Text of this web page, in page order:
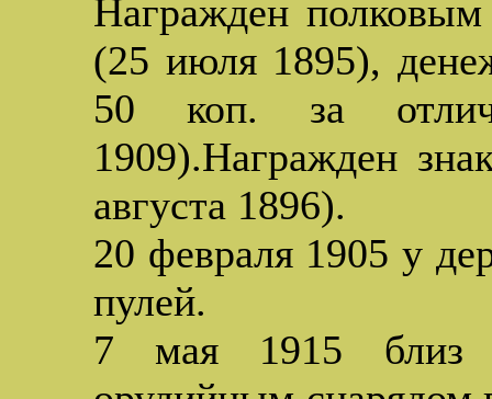
Награжден
(25 июля 1895),
50 коп. за
1909).Награжден
августа 1896).
20 февраля 1905 у
пулей.
7 мая 1915 близ